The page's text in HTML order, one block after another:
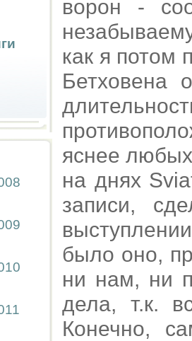
ворон -
как я потом
Бетховена
яснее
на днях
записи,
было оно,
ни нам, ни
дела, т.к.
Конечно,